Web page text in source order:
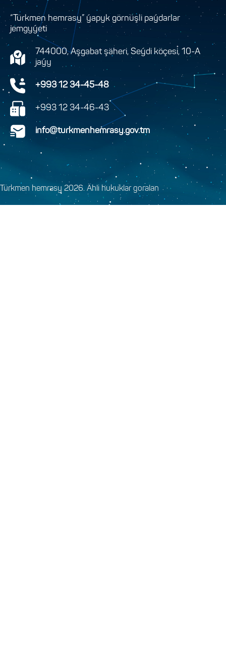
“Türkmen hemrasy” ýapyk görnüşli paýdarlar
jemgyýeti
744000, Aşgabat şäheri, Seýdi köçesi, 10-A
jaýy
+993 12 34-45-48
+993 12 34-46-43
info@turkmenhemrasy.gov.tm
Türkmen hemrasy 2026. Ähli hukuklar goralan